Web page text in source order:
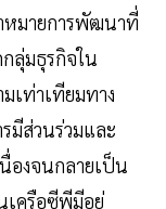
มายการพัฒนาที่
ลุ่มธุรกิจใน
เท่าเทียมทาง
มีส่วนร่วมและ
องจนกลายเป็น
เครือซีพีมีอยู่